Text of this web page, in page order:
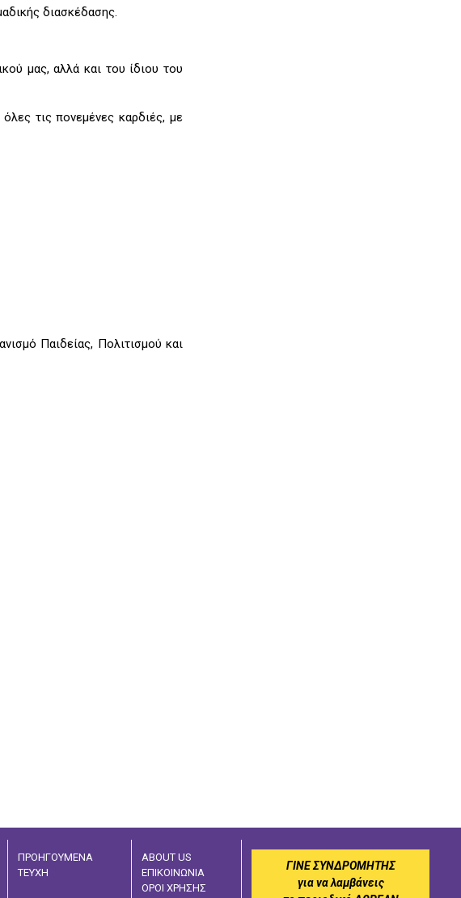
διασκέδασης.
μας, αλλά και του ίδιου του
τις πονεμένες καρδιές, με
Παιδείας, Πολιτισμού και
ΠΡΟΗΓΟΥΜΕΝΑ
ΤΕΥΧΗ
ABOUT US
ΕΠΙΚΟΙΝΩΝΙΑ
ΟΡΟΙ ΧΡΗΣΗΣ
ΓΙΝΕ ΣΥΝΔΡΟΜΗΤΗΣ
για να λαμβάνεις